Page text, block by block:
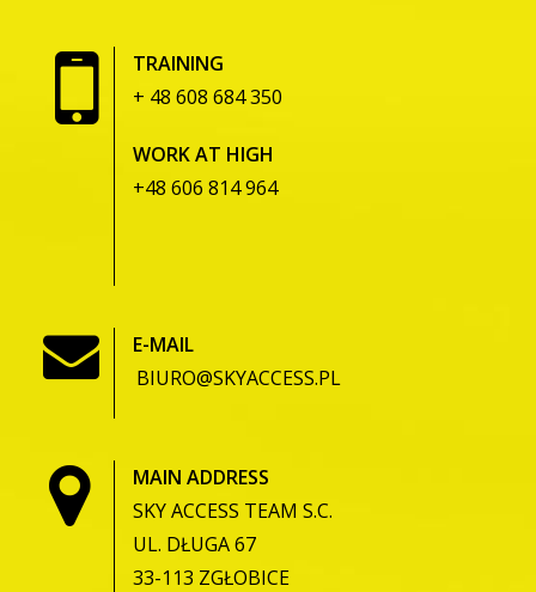
TRAINING
+ 48 608 684 350
WORK AT HIGH
+48 606 814 964
E-MAIL
BIURO@SKYACCESS.PL
MAIN ADDRESS
SKY ACCESS TEAM S.C.
UL. DŁUGA 67
33-113 ZGŁOBICE